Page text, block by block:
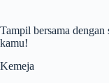
Tampil bersama
kamu!
Kemeja